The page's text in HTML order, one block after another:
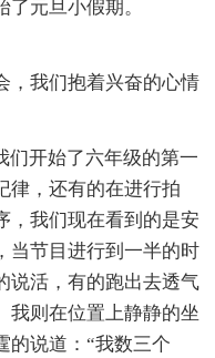
元旦小假期。
，我们抱着兴奋的心情
们开始了六年级的第一
律，还有的在进行拍
，我们现在看到的是安
当节目进行到一半的时
说活，有的跑出去透气
我则在位置上静静的坐
的说道：“我数三个